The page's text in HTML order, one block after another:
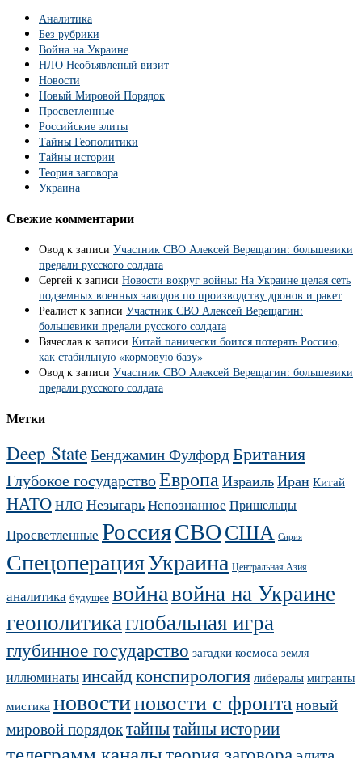
Аналитика
Без рубрики
Война на Украине
НЛО Необъявленый визит
Новости
Новый Мировой Порядок
Просветленные
Российские элиты
Тайны Геополитики
Тайны истории
Теория заговора
Украина
Свежие комментарии
Овод к записи Участник СВО Алексей Верещагин: большевики
предали русского солдата
Сергей к записи Новости вокруг войны: На Украине целая сеть
подземных военных заводов по производству дронов и ракет
Реалист к записи Участник СВО Алексей Верещагин:
большевики предали русского солдата
Вячеслав к записи Китай панически боится потерять Россию,
как стабильную «кормовую базу»
Овод к записи Участник СВО Алексей Верещагин: большевики
предали русского солдата
Метки
Deep StateБенджамин ФулфордБритания
Глубокое государствоЕвропаИзраильИран Китай
НАТОНЛО НезыгарьНепознанное Пришельцы
Просветленные РоссияСВОСША Сирия
СпецоперацияУкраина Центральная Азия
аналитика будущее войнавойна на Украине
геополитикаглобальная игра
глубинное государство загадки космоса земля
иллюминатыинсайдконспирология либералы мигранты
мистика новостиновости с фронтановый
мировой порядоктайнытайны истории